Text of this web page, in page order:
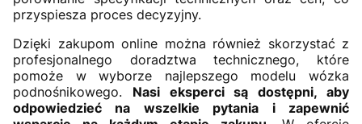
przyspiesza proces decyzyjny.
Dzięki zakupom online można również skorzystać z
profesjonalnego doradztwa technicznego, które
pomoże w wyborze najlepszego modelu wózka
podnośnikowego. Nasi eksperci są dostępni, aby
odpowiedzieć na wszelkie pytania i zapewnić